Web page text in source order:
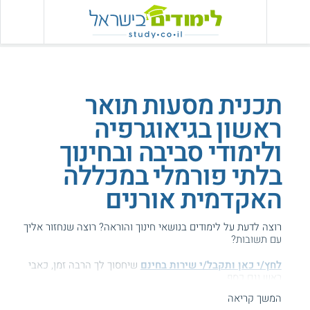
תכנית מסעות תואר
ראשון בגיאוגרפיה
ולימודי סביבה ובחינוך
בלתי פורמלי במכללה
האקדמית אורנים
רוצה לדעת על לימודים בנושאי חינוך והוראה? רוצה שנחזור אליך
עם תשובות?
לחץ/י כאן ותקבל/י שירות בחינם שיחסוך לך הרבה זמן, כאבי
הגעת לדף עם מידע על אורנים - תכנית מסעות.
המשך קריאה